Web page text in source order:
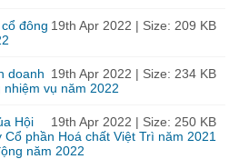
| Size: 209 KB
19th Apr 2022
đông
| Size: 234 KB
19th Apr 2022
doanh
vụ năm 2022
| Size: 250 KB
19th Apr 2022
Hội
phần Hoá chất Việt Trì năm 2021
năm 2022